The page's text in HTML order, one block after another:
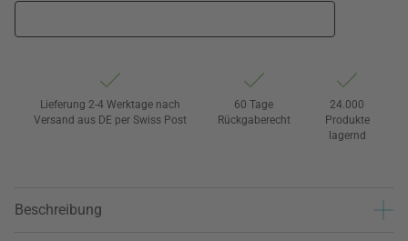
Lieferung 2-4 Werktage nach
Versand aus DE per Swiss Post
60 Tage
Rückgaberecht
24.000
Produkte
lagernd
Beschreibung